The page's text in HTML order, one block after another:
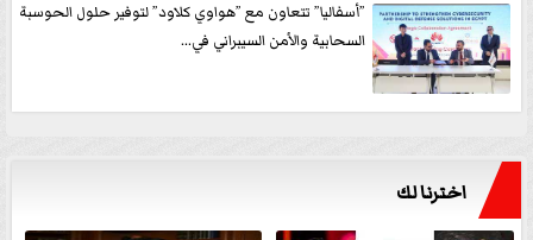
”أسفاليا” تتعاون مع ”هواوي كلاود” لتوفير حلول الحوسبة
السحابية والأمن السيبراني في...
اخترنا لك